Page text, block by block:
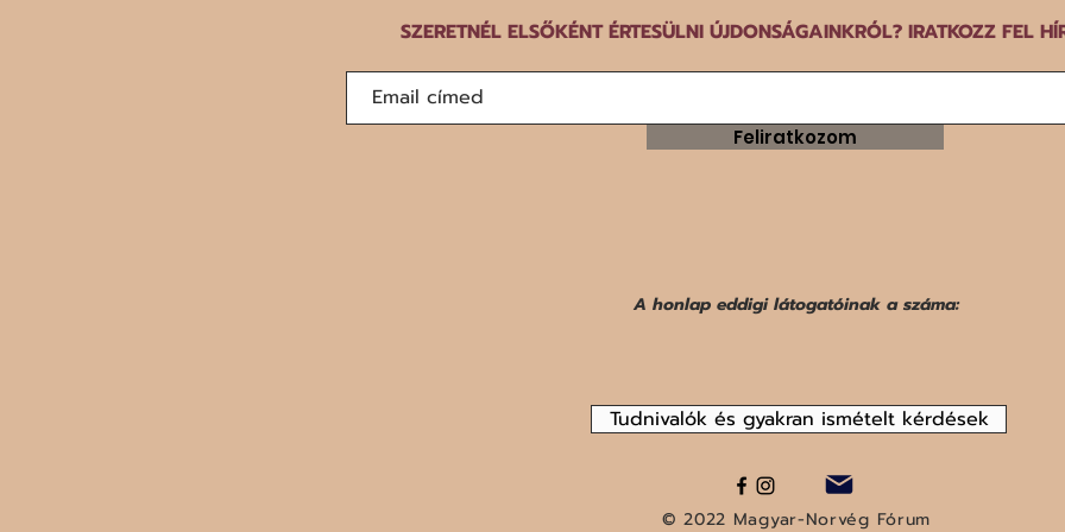
SZERETNÉL ELSŐKÉNT ÉRTESÜLNI ÚJDONSÁGAINKRÓL? IRATKOZZ FEL
Feliratkozom
A honlap eddigi látogatóinak a száma:
Tudnivalók és gyakran ismételt kérdések
© 2022 Magyar-Norvég Fórum